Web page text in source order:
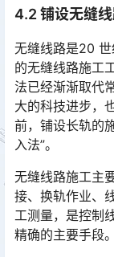
4.2 铺设无缝
无缝线路是20
的无缝线路施工
法已经渐渐取代
大的科技进步，
前，铺设长轨的
入法”。󠅅󠅃󠄵󠅂󠄪󠇖󠆨󠆨󠇕󠆞󠆒󠅬󠇘󠆭󠆘󠇙󠆝󠅵󠇗󠆭󠆁󠄐󠇗󠅹󠅸󠇖󠆍󠅳󠇖󠅹󠅰󠇖󠆌󠅹
无缝线路施工主
接、换轨作业、
工测量，是控制
精确的主要手段。󠅅󠅃󠄵󠅂󠄪󠇖󠆨󠆨󠇕󠆞󠆒󠅬󠇘󠆭󠆘󠇙󠆝󠅵󠇗󠆭󠆁󠄐󠇗󠅹󠅸󠇖󠆍󠅳󠇖󠅹󠅰󠇖󠆌󠅹